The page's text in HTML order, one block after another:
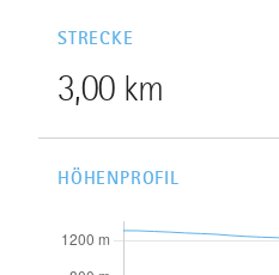
STRECKE
3,00 km
HÖHENPROFIL